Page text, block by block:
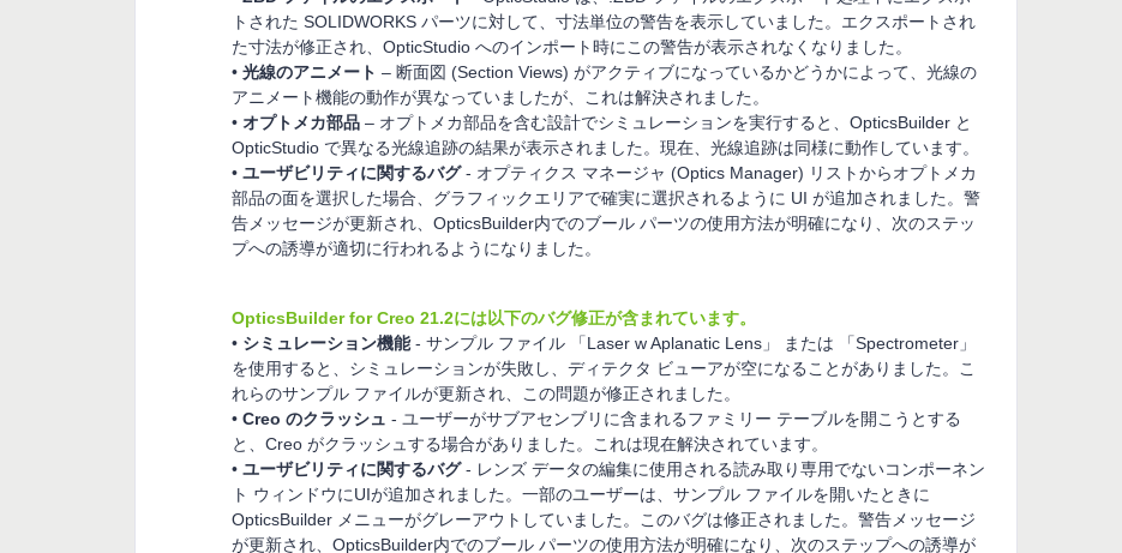
トされた SOLIDWORKS パーツに対して、寸法単位の警告を表示していました。エクスポートされ
た寸法が修正され、OpticStudio へのインポート時にこの警告が表示されなくなりました。
• 光線のアニメート – 断面図 (Section Views) がアクティブになっているかどうかによって、光線の
アニメート機能の動作が異なっていましたが、これは解決されました。
• オプトメカ部品 – オプトメカ部品を含む設計でシミュレーションを実行すると、OpticsBuilder と
OpticStudio で異なる光線追跡の結果が表示されました。現在、光線追跡は同様に動作しています。
• ユーザビリティに関するバグ- オプティクス マネージャ (Optics Manager) リストからオプトメカ
部品の面を選択した場合、グラフィックエリアで確実に選択されるように UI が追加されました。警
告メッセージが更新され、OpticsBuilder内でのブール パーツの使用方法が明確になり、次のステッ
プへの誘導が適切に行われるようになりました。
OpticsBuilder for Creo 21.2には以下のバグ修正が含まれています。
• シミュレーション機能- サンプル ファイル 「Laser w Aplanatic Lens」 または 「Spectrometer」
を使用すると、シミュレーションが失敗し、ディテクタ ビューアが空になることがありました。こ
れらのサンプル ファイルが更新され、この問題が修正されました。
• Creo のクラッシュ - ユーザーがサブアセンブリに含まれるファミリー テーブルを開こうとする
と、Creo がクラッシュする場合がありました。これは現在解決されています。
• ユーザビリティに関するバグ- レンズ データの編集に使用される読み取り専用でないコンポーネン
ト ウィンドウにUIが追加されました。一部のユーザーは、サンプル ファイルを開いたときに
OpticsBuilder メニューがグレーアウトしていました。このバグは修正されました。警告メッセージ
が更新され、OpticsBuilder内でのブール パーツの使用方法が明確になり、次のステップへの誘導が